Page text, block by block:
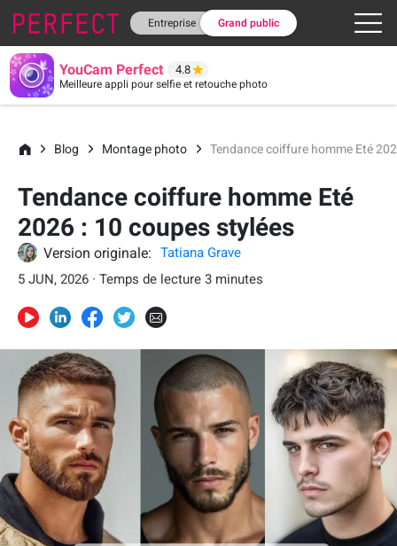
Entreprise Grand public
YouCam Perfect 4.8
Meilleure appli pour selfie et retouche photo
Blog Montage photo Tendance coiffure homme Eté
Tendance coiffure homme Eté
2026 : 10 coupes stylées
Version originale:
Tatiana Grave
5 JUN, 2026 · Temps de lecture 3 minutes